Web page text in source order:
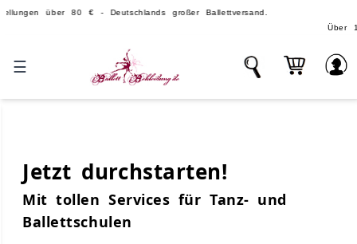
über 80 € - Deutschlands großer Ballettversand.
Über
☰
Jetzt durchstarten!
Mit tollen Services für Tanz- und
Ballettschulen